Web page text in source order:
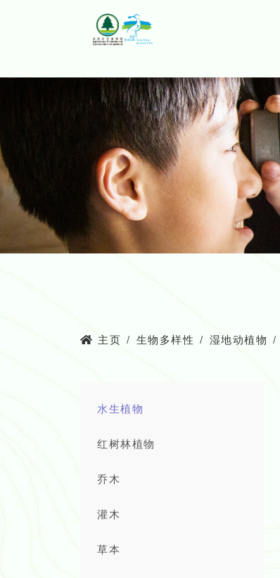
主页 生物多样性 湿地动植物
水生植物
红树林植物
乔木
灌木
草本